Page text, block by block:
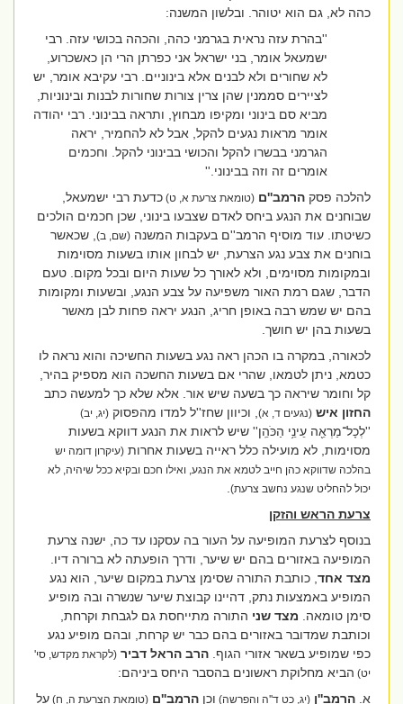
כהה לא, גם הוא יטוהר. ובלשון המשנה:
''בהרת עזה נראית בגרמני כהה, והכהה בכושי עזה. רבי
ישמעאל אומר, בני ישראל אני כפרתן הרי הן כאשכרוע,
לא שחורים ולא לבנים אלא בינוניים. רבי עקיבא אומר, יש
לציירים סממנין שהן צרין צורות שחורות לבנות ובינוניות,
מביא סם בינוני ומקיפו מבחוץ, ותראה בבינוני. רבי יהודה
אומר מראות נגעים להקל, אבל לא להחמיר, יראה
הגרמני בבשרו להקל והכושי בבינוני להקל. וחכמים
אומרים זה וזה בבינוני.''
להלכה פסקהרמב''ם (טומאת צרעת א, ט) כדעת רבי ישמעאל,
שבוחנים את הנגע ביחס לאדם שצבעו בינוני, שכן חכמים הולכים
כשיטתו. עוד מוסיף הרמב''ם בעקבות המשנה(שם, ב) , שכאשר
בוחנים את צבע נגע הצרעת, יש לבחון אותו בשעות מסוימות
ובמקומות מסוימים, ולא לאורך כל שעות היום ובכל מקום. טעם
הדבר, שגם רמת האור משפיעה על צבע הנגע, ובשעות ומקומות
בהם יש שמש רבה באופן חריג, הנגע יראה פחות לבן מאשר
בשעות בהן יש חושך.
לכאורה, במקרה בו הכהן ראה נגע בשעות החשיכה והוא נראה לו
כטמא, ניתן לטמאו, שהרי אם בשעות החשכה הוא מספיק בהיר,
קל וחומר שיראה כך בשעה שיש אור. אלא שלא כך למעשה כתב
החזון איש (נגעים ד, א) , וכיוון שחז''ל למדו מהפסוק(יג, יב)
לְכָל־מַרְאֵ֖ה עֵינֵ֥י הַכֹּהֵֽן'' שיש לראות את הנגע דווקא בשעות
מסוימות, לא מועילה כלל ראייה בשעות אחרות(עיקרון דומה יש
בהלכה שדווקא כהן חייב לטמא את הנגע, ואילו חכם ובקיא ככל שיהיה, לא
יכול להחליט שנגע נחשב צרעת).
צרעת הראש והזקן
בנוסף לצרעת המופיעה על העור בה עסקנו עד כה, ישנה צרעת
המופיעה באזורים בהם יש שיער, ודרך הופעתה לא ברורה דיו.
מצד אחד, כותבת התורה שסימן צרעת במקום שיער, הוא נגע
המופיע באמצעות נתק, דהיינו קבוצת שיער שנשרה ובה מופיע
סימן טומאה.מצד שניהתורה מתייחסת גם לגבחת וקרחת,
וכותבת שמדובר באזורים בהם כבר יש קרחת, ובהם מופיע נגע
כפי שמופיע בשאר אזורי הגוף.הרב הראל דביר (לקראת מקדש, סי'
יט)הביא מחלוקת ראשונים בהסבר היחס ביניהם:
א.הרמב''ן (יג, כט ד''ה והפרשה)וכןהרמב''ם (טומאת הצרעת ה, ח) על